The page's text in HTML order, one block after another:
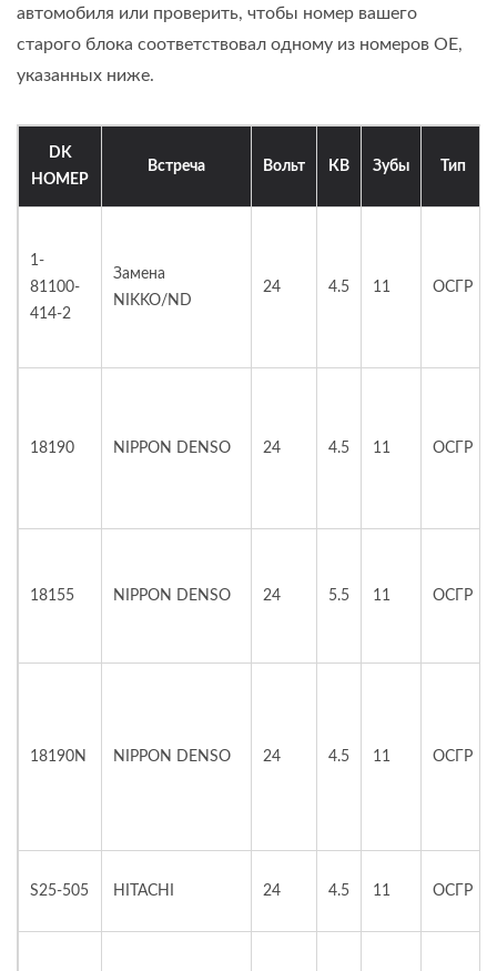
автомобиля или проверить, чтобы номер вашего
старого блока соответствовал одному из номеров OE,
указанных ниже.
DK
НОМЕР
Встреча Вольт КВ Зубы Тип
1-
81100-
414-2
Замена
NIKKO/ND
24 4.5 11 ОСГР
18190 NIPPON DENSO 24 4.5 11 ОСГР
18155 NIPPON DENSO 24 5.5 11 ОСГР
18190N NIPPON DENSO 24 4.5 11 ОСГР
S25-505 HITACHI 24 4.5 11 ОСГР